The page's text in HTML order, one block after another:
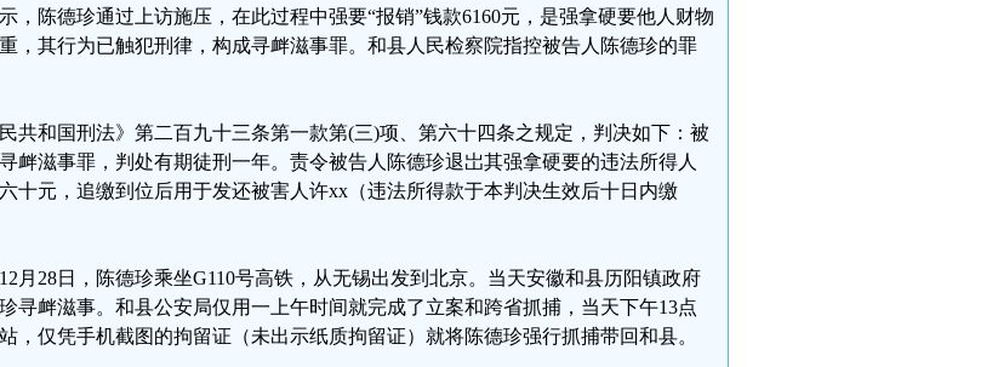
，陈德珍通过上访施压，在此过程中强要“报销”钱款6160元，是强拿硬要他人财物
，其行为已触犯刑律，构成寻衅滋事罪。和县人民检察院指控被告人陈德珍的罪
共和国刑法》第二百九十三条第一款第(三)项、第六十四条之规定，判决如下：被
衅滋事罪，判处有期徒刑一年。责令被告人陈德珍退岀其强拿硬要的违法所得人
十元，追缴到位后用于发还被害人许xx（违法所得款于本判决生效后十日内缴
月28日，陈德珍乘坐G110号高铁，从无锡出发到北京。当天安徽和县历阳镇政府
寻衅滋事。和县公安局仅用一上午时间就完成了立案和跨省抓捕，当天下午13点
，仅凭手机截图的拘留证（未出示纸质拘留证）就将陈德珍强行抓捕带回和县。